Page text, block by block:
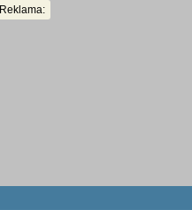
Reklama: